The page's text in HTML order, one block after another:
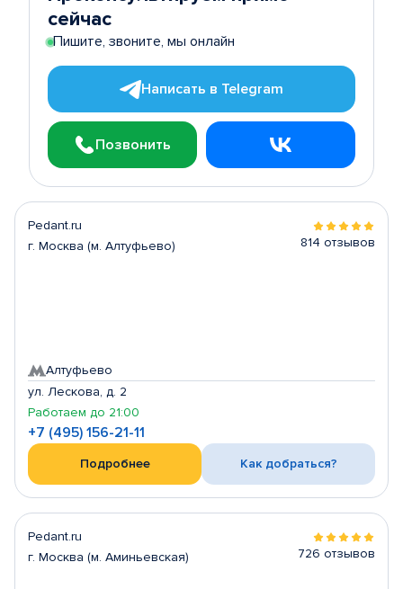
сейчас
Пишите, звоните, мы онлайн
Написать в Telegram
Позвонить
Pedant.ru
г. Москва (м. Алтуфьево)
814 отзывов
Алтуфьево
ул. Лескова, д. 2
Работаем до 21:00
+7 (495) 156-21-11
Подробнее Как добраться?
Pedant.ru
г. Москва (м. Аминьевская)
726 отзывов